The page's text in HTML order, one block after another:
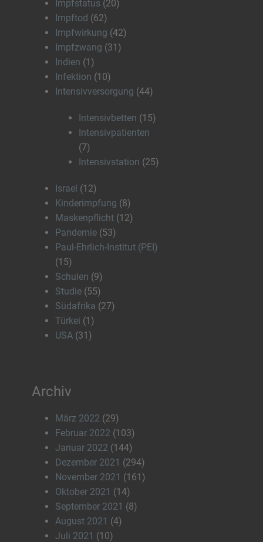
Impfstatus (20)
Impftod (62)
Impfwirkung (42)
Impfzwang (31)
Indien (1)
Infektion (10)
Intensivversorgung (44)
Intensivbetten (15)
Intensivpatienten
(7)
Intensivstation (25)
Israel (12)
Kinderimpfung (8)
Maskenpflicht (12)
Pandemie (53)
Paul-Ehrlich-Institut (PEI)
(15)
Schulen (9)
Studie (55)
Südafrika (27)
Türkei (1)
USA (31)
Archiv
März 2022 (29)
Februar 2022 (103)
Januar 2022 (144)
Dezember 2021 (294)
November 2021 (161)
Oktober 2021 (14)
September 2021 (8)
August 2021 (4)
Juli 2021 (10)